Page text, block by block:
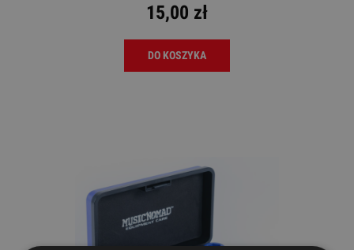
15,00 zł
DO KOSZYKA